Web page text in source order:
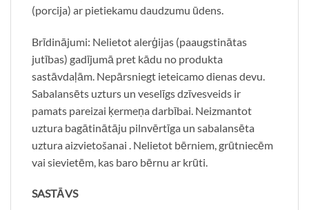
(porcija) ar pietiekamu daudzumu ūdens.
Brīdinājumi: Nelietot alerģijas (paaugstinātas
jutības) gadījumā pret kādu no produkta
sastāvdaļām. Nepārsniegt ieteicamo dienas devu.
Sabalansēts uzturs un veselīgs dzīvesveids ir
pamats pareizai ķermeņa darbībai. Neizmantot
uztura bagātinātāju pilnvērtīga un sabalansēta
uztura aizvietošanai . Nelietot bērniem, grūtniecēm
vai sievietēm, kas baro bērnu ar krūti.
SASTĀVS